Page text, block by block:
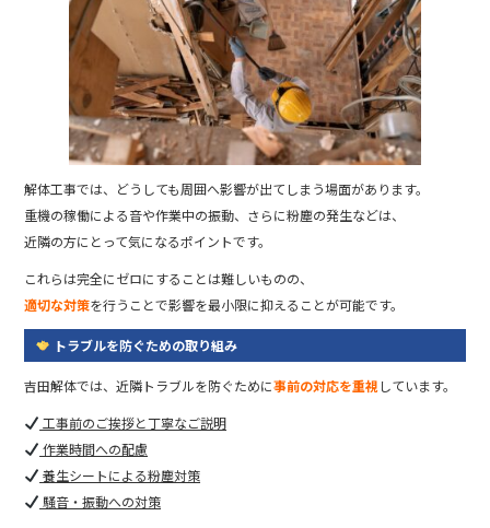
解体工事では、どうしても周囲へ影響が出てしまう場面があります。
重機の稼働による音や作業中の振動、さらに粉塵の発生などは、
近隣の方にとって気になるポイントです。
これらは完全にゼロにすることは難しいものの、
適切な対策を行うことで影響を最小限に抑えることが可能です。
トラブルを防ぐための取り組み
吉田解体では、近隣トラブルを防ぐために事前の対応を重視 しています。
工事前のご挨拶と丁寧なご説明
作業時間への配慮
養生シートによる粉塵対策
騒音・振動への対策